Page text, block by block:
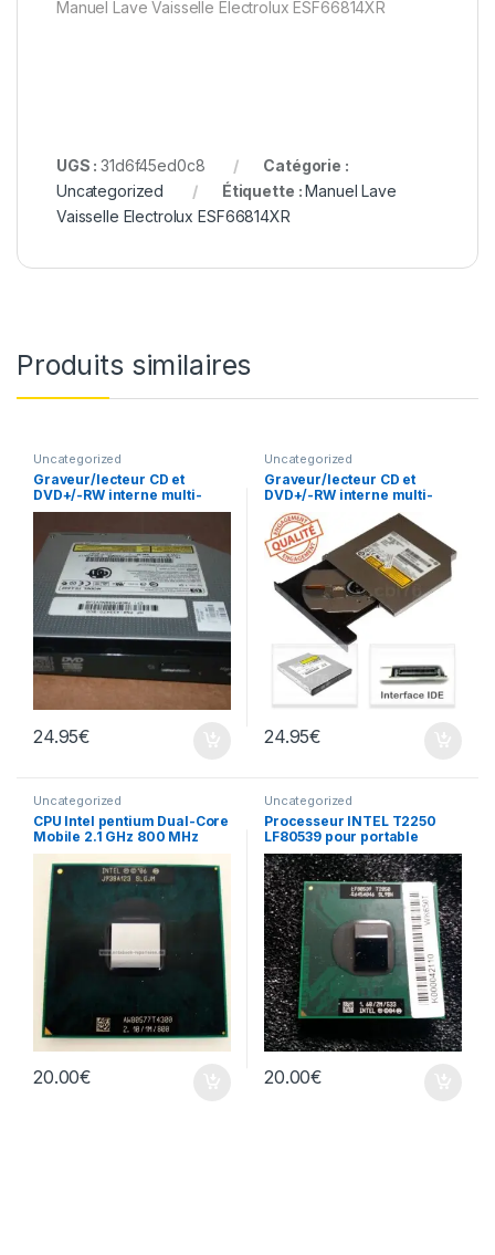
Manuel Lave Vaisselle Electrolux ESF66814XR
UGS :31d6f45ed0c8
Catégorie :
Uncategorized
Étiquette :Manuel Lave
Vaisselle Electrolux ESF66814XR
Produits similaires
Uncategorized
Graveur/lecteur CD et
DVD+/-RW interne multi-
recorder portable TS-L632
24.95€
Uncategorized
Graveur/lecteur CD et
DVD+/-RW interne multi-
recorder portable UJ-850
24.95€
Uncategorized
CPU Intel pentium Dual-Core
Mobile 2.1 GHz 800 MHz
20.00€
Uncategorized
Processeur INTEL T2250
LF80539 pour portable
20.00€